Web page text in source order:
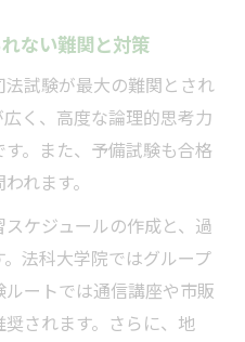
と注意すべきリスク
めるための実践的アド
トの違いを詳しく解説
ける予備試験とは何か
の特徴と選び方のポイ
ルート別必要条件を比
ない難関と対策
試験が最大の難関とされ
く、高度な論理的思考力
。また、予備試験も合格
れます。
ケジュールの作成と、過
法科大学院ではグループ
ートでは通信講座や市販
されます。さらに、地